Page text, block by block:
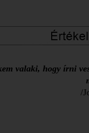
valaki, hogy írni
/